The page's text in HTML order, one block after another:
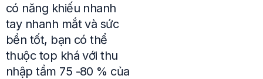
có năng khiếu nhanh
tay nhanh mắt và sức
bền tốt, bạn có thể
thuộc top khá với thu
nhập tầm 75 -80 % của